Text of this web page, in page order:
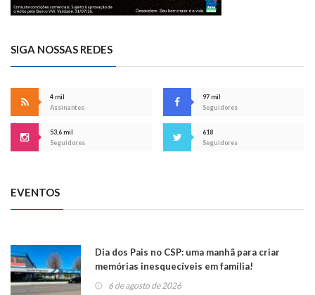
SIGA NOSSAS REDES
4 mil
Assinantes
97 mil
Seguidores
53,6 mil
Seguidores
618
Seguidores
EVENTOS
Dia dos Pais no CSP: uma manhã para criar
memórias inesquecíveis em família!
6 de agosto de 2026